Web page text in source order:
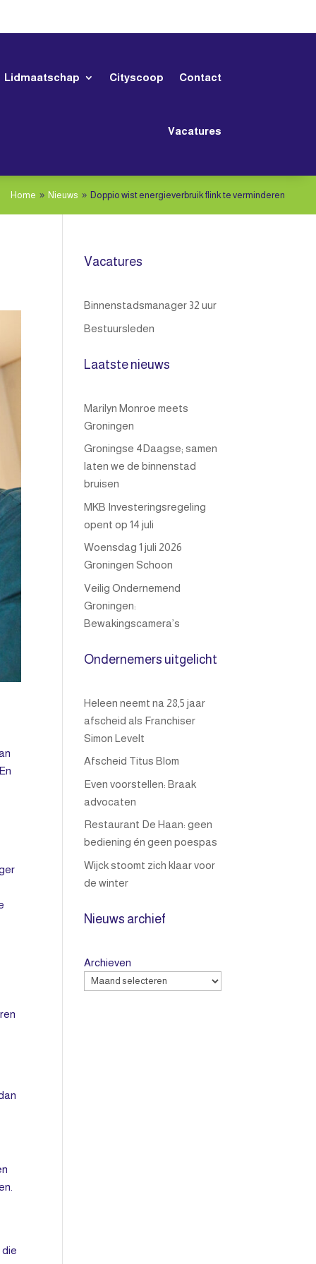
Lidmaatschap Cityscoop Contact
Vacatures
Home 9 Nieuws 9 Doppio wist energieverbruik flink te verminderen
die
Vacatures
Binnenstadsmanager 32 uur
Bestuursleden
Laatste nieuws
Marilyn Monroe meets
Groningen
Groningse 4Daagse; samen
laten we de binnenstad
bruisen
MKB Investeringsregeling
opent op 14 juli
Woensdag 1 juli 2026
Groningen Schoon
Veilig Ondernemend
Groningen:
Bewakingscamera’s
Ondernemers uitgelicht
Heleen neemt na 28,5 jaar
afscheid als Franchiser
Simon Levelt
Afscheid Titus Blom
Even voorstellen: Braak
advocaten
Restaurant De Haan: geen
bediening én geen poespas
Wijck stoomt zich klaar voor
de winter
Nieuws archief
Archieven